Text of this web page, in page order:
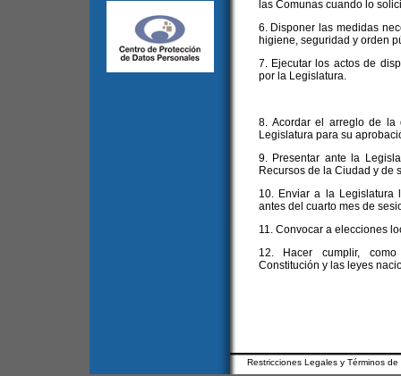
las Comunas cuando lo
6. Disponer las medidas
higiene, seguridad y orden
7. Ejecutar los actos de
por la Legislatura.
8. Acordar el arreglo de
Legislatura para su
9. Presentar ante la
Recursos de la Ciudad y de
10. Enviar a la Legislatura
antes del cuarto mes de
11. Convocar a elecciones
12. Hacer cumplir,
Constitución y las leyes
Restricciones Legales y Términos de